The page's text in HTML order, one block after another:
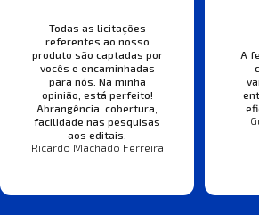
Todas as licitações
referentes ao nosso
produto são captadas por
vocês e encaminhadas
para nós. Na minha
opinião, está perfeito!
Abrangência, cobertura,
facilidade nas pesquisas
aos editais.
Ricardo Machado Ferreira
A